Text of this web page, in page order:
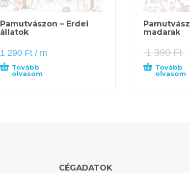
Pamutvászon – Erdei
állatok
1 290 Ft / m
Tovább
olvasom
madarak
1 390Ft
Tovább
olvasom
CÉGADATOK